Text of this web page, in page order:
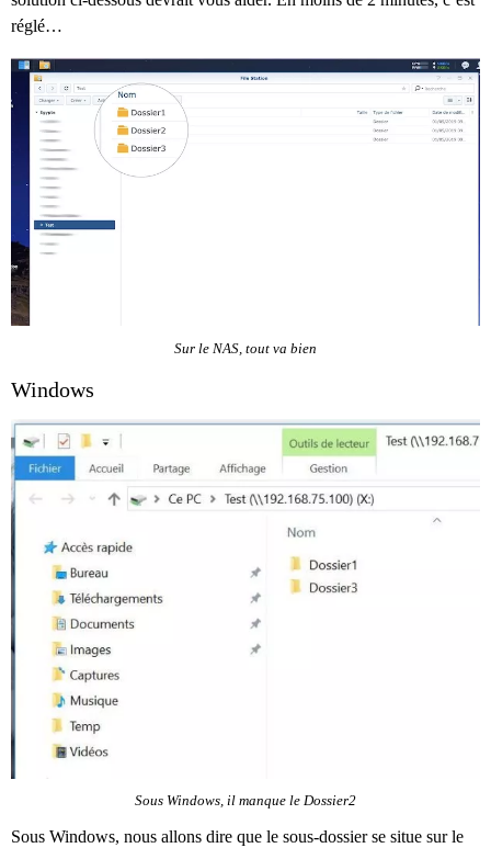
réglé…
Sur le NAS, tout va bien
Windows
Sous Windows, il manque le Dossier2
Sous Windows, nous allons dire que le sous-dossier se situe sur le